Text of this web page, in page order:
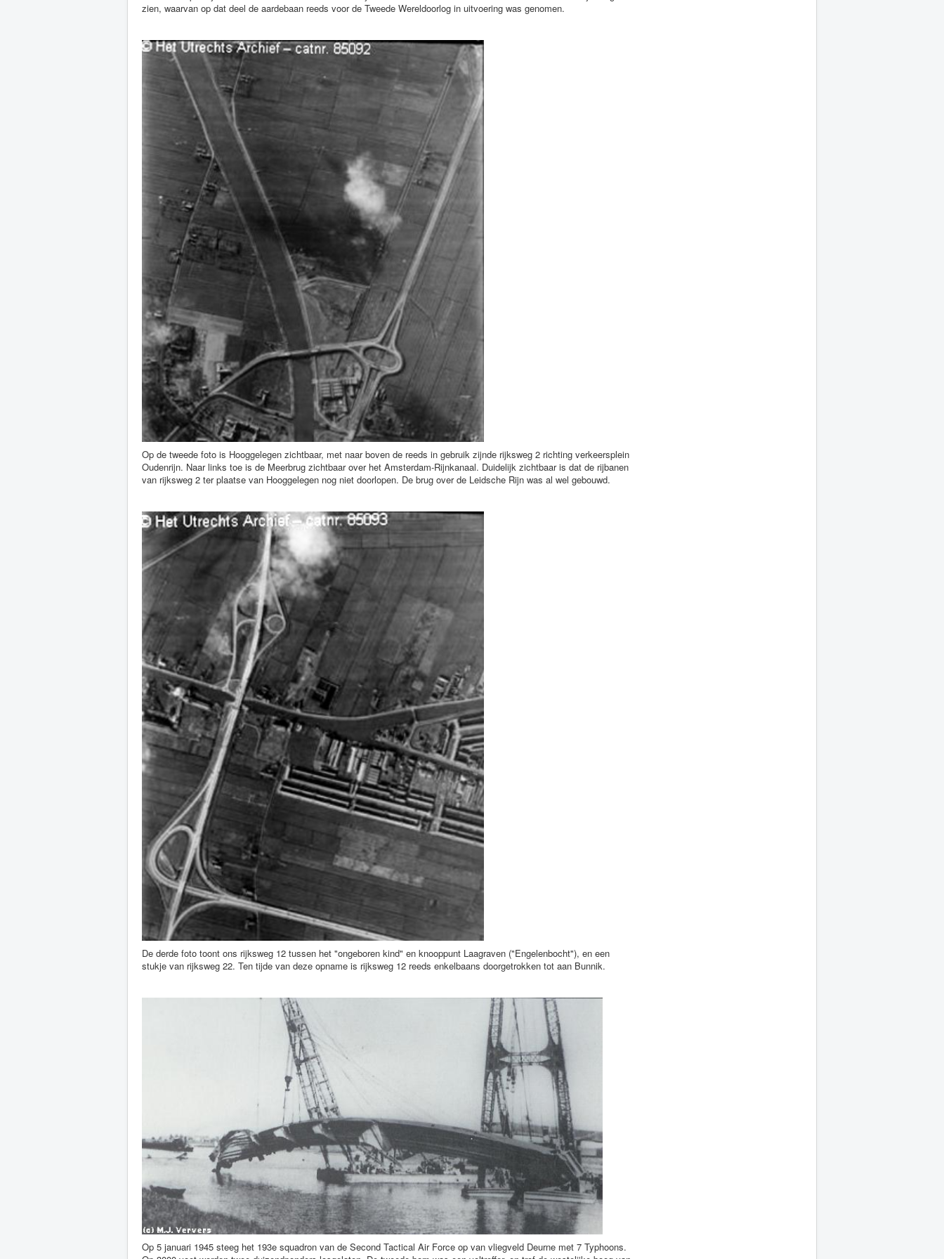
zien, waarvan op dat deel de aardebaan reeds voor de Tweede Wereldoorlog in uitvoering was genomen.
Op de tweede foto is Hooggelegen zichtbaar, met naar boven de reeds in gebruik zijnde rijksweg 2 richting verkeersplein
Oudenrijn. Naar links toe is de Meerbrug zichtbaar over het Amsterdam-Rijnkanaal. Duidelijk zichtbaar is dat de rijbanen
van rijksweg 2 ter plaatse van Hooggelegen nog niet doorlopen. De brug over de Leidsche Rijn was al wel gebouwd.
De derde foto toont ons rijksweg 12 tussen het "ongeboren kind" en knooppunt Laagraven ("Engelenbocht"), en een
stukje van rijksweg 22. Ten tijde van deze opname is rijksweg 12 reeds enkelbaans doorgetrokken tot aan Bunnik.
Op 5 januari 1945 steeg het 193e squadron van de Second Tactical Air Force op van vliegveld Deurne met 7 Typhoons.